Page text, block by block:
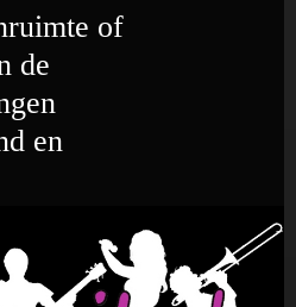
naar
inhoud
of
de
en